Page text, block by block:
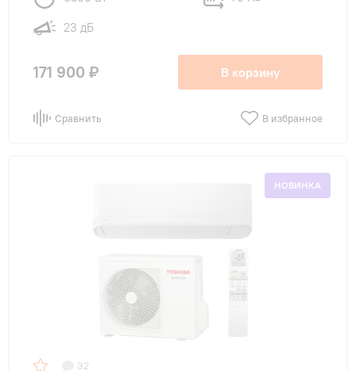
23 дБ
171 900 ₽ В корзину
Сравнить В избранное
НОВИНКА
32